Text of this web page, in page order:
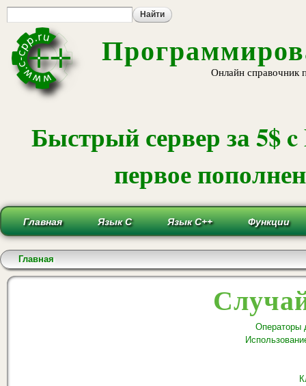
Онлайн справочник
Быстрый сервер за 5$
первое
Главная Язык С Язык С++ Функции
Вы здесь
Главная
Операторы